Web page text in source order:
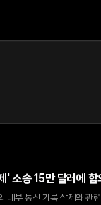
' 소송 15만 달러에 합
내부 통신 기록 삭제와 관